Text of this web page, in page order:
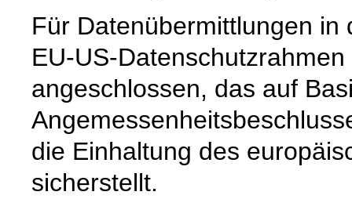
Für Datenübermittlungen in
EU-US-
angeschlossen, das auf
die Einhaltung des
sicherstellt.